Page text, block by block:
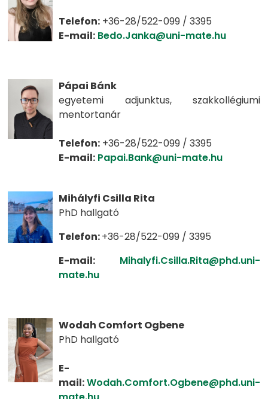
Telefon: +36-28/522-099 / 3395
E-mail: Bedo.Janka@uni-mate.hu
Pápai Bánk
egyetemi adjunktus, szakkollégiumi
mentortanár
Telefon: +36-28/522-099 / 3395
E-mail: Papai.Bank@uni-mate.hu
Mihályfi Csilla Rita
PhD hallgató
Telefon:+36-28/522-099 / 3395
E-mail: Mihalyfi.Csilla.Rita@phd.uni-
mate.hu
Wodah Comfort Ogbene
PhD hallgató
E-
mail:Wodah.Comfort.Ogbene@phd.uni-